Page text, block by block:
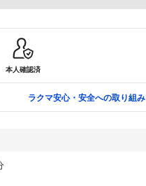
本人確認済
ラクマ安心・安全への取り組み